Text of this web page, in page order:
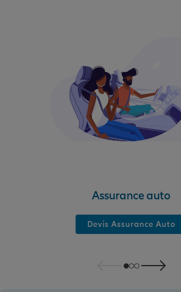
Assurance auto
Devis Assurance Auto